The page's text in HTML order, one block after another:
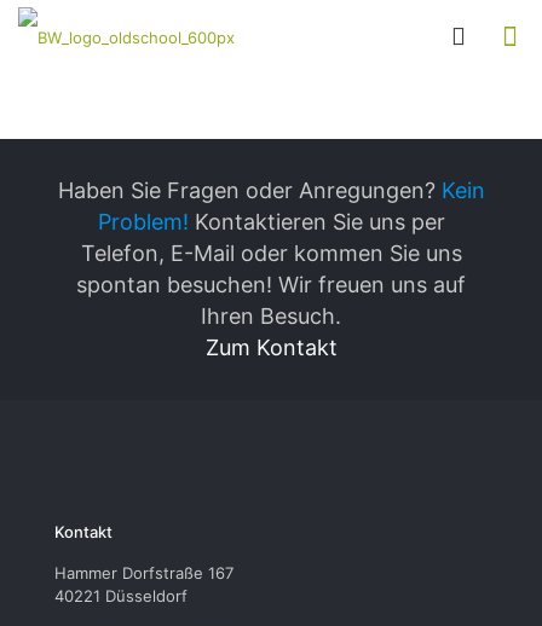
Haben Sie Fragen oder Anregungen? Kein
Problem! Kontaktieren Sie uns per
Telefon, E-Mail oder kommen Sie uns
spontan besuchen! Wir freuen uns auf
Ihren Besuch.
Zum Kontakt
Kontakt
Hammer Dorfstraße 167
40221 Düsseldorf